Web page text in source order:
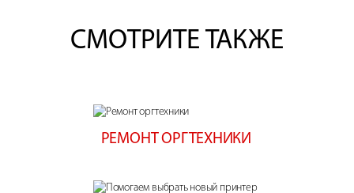
СМОТРИТЕ ТАКЖЕ
РЕМОНТ ОРГТЕХНИКИ